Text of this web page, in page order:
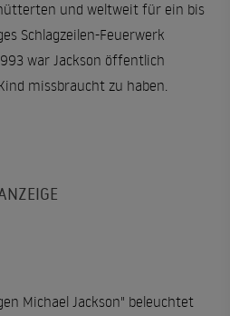
und weltweit für ein bis
Schlagzeilen-Feuerwerk
war Jackson öffentlich
missbraucht zu haben.
Michael Jackson" beleuchtet